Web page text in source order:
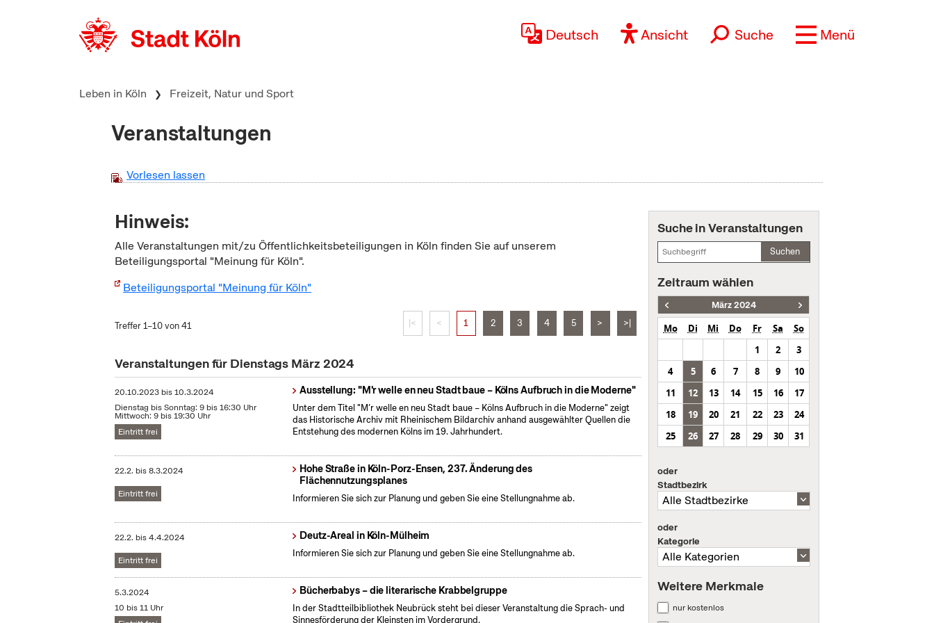
Deutsch Ansicht Suche Menü
Leben in Köln Freizeit, Natur und Sport
Veranstaltungen
Vorlesen lassen
Hinweis:
Alle Veranstaltungen mit/zu Öffentlichkeitsbeteiligungen in Köln finden Sie auf unserem
Beteiligungsportal "Meinung für Köln".
Beteiligungsportal "Meinung für Köln"
Treffer 1–10 von 41 |< < 1 2 3 4 5 > >|
Veranstaltungen für Dienstags März 2024
20.10.2023 bis10.3.2024
Dienstag bis Sonntag: 9 bis 16:30 Uhr
Mittwoch: 9 bis 19:30 Uhr
Eintritt frei
Ausstellung: "M'r welle en neu Stadt baue – Kölns Aufbruch in die Moderne"
Unter dem Titel "M’r welle en neu Stadt baue – Kölns Aufbruch in die Moderne" zeigt
das Historische Archiv mit Rheinischem Bildarchiv anhand ausgewählter Quellen die
Entstehung des modernen Kölns im 19. Jahrhundert.
22.2. bis8.3.2024
Eintritt frei
Hohe Straße in Köln-Porz-Ensen, 237. Änderung des
Flächennutzungsplanes
Informieren Sie sich zur Planung und geben Sie eine Stellungnahme ab.
22.2. bis4.4.2024
Eintritt frei
Deutz-Areal in Köln-Mülheim
Informieren Sie sich zur Planung und geben Sie eine Stellungnahme ab.
5.3.2024
10 bis 11 Uhr
Bücherbabys – die literarische Krabbelgruppe
In der Stadtteilbibliothek Neubrück steht bei dieser Veranstaltung die Sprach- und
Sinnesförderung der Kleinsten im Vordergrund.
Suche in Veranstaltungen
Suchen
Zeitraum wählen
März 2024
Mo Di Mi Do Fr Sa
So
1
2
3
4
5 6 7 8 9
10
11
12 13 14 15 16
17
18
19 20 21 22 23
24
25
26 27 28 29 30 31
oder
Stadtbezirk
oder
Kategorie
Weitere Merkmale
nur kostenlos